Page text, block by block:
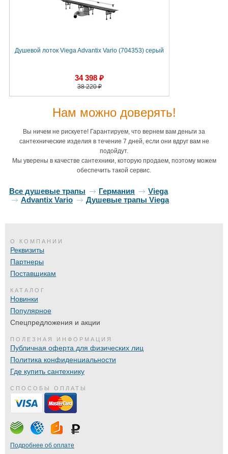
Душевой лоток Viega Advantix Vario (704353) серый
34 398 ₽
38 220 ₽
Нам можно доверять!
Вы ничем не рискуете! Гарантируем, что вернем вам деньги за
сантехнические изделия в течение 7 дней, если они вдруг вам не
подойдут.
Мы уверены в качестве сантехники, которую продаем, поэтому можем
обеспечить такой сервис.
Все душевые трапы Германия
Viega
Advantix Vario
Душевые трапы Viega
О КОМПАНИИ
Реквизиты
Партнеры
Поставщикам
КАТАЛОГ
Новинки
Популярное
Спецпредложения и акции
ПОЛЕЗНАЯ ИНФОРМАЦИЯ
Публичная оферта для физических лиц
Политика конфиденциальности
Где купить сантехнику
СПОСОБЫ ОПЛАТЫ
Подробнее об оплате